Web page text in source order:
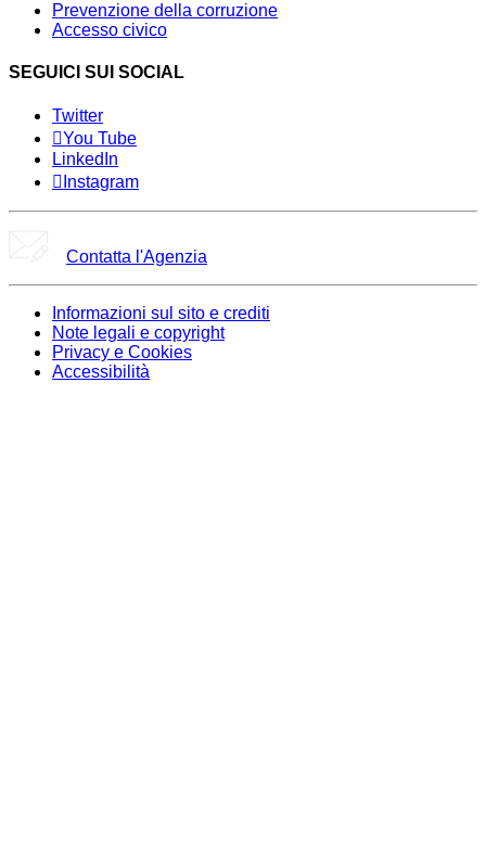
Prevenzione della corruzione
Accesso civico
SEGUICI SUI SOCIAL
Twitter
You Tube
LinkedIn
Instagram
Contatta l'Agenzia
Informazioni sul sito e crediti
Note legali e copyright
Privacy e Cookies
Accessibilità